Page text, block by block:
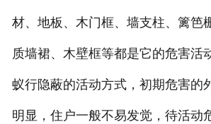
材、地板、木门框、墙支柱、篱笆
质墙裙、木壁框等都是它的危害活
蚁行隐蔽的活动方式，初期危害的
明显，住户一般不易发觉，待活动